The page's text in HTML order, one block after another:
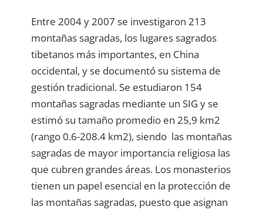
Entre 2004 y 2007 se investigaron 213
montañas sagradas, los lugares sagrados
tibetanos más importantes, en China
occidental, y se documentó su sistema de
gestión tradicional. Se estudiaron 154
montañas sagradas mediante un SIG y se
estimó su tamaño promedio en 25,9 km2
(rango 0.6-208.4 km2), siendo las montañas
sagradas de mayor importancia religiosa las
que cubren grandes áreas. Los monasterios
tienen un papel esencial en la protección de
las montañas sagradas, puesto que asignan